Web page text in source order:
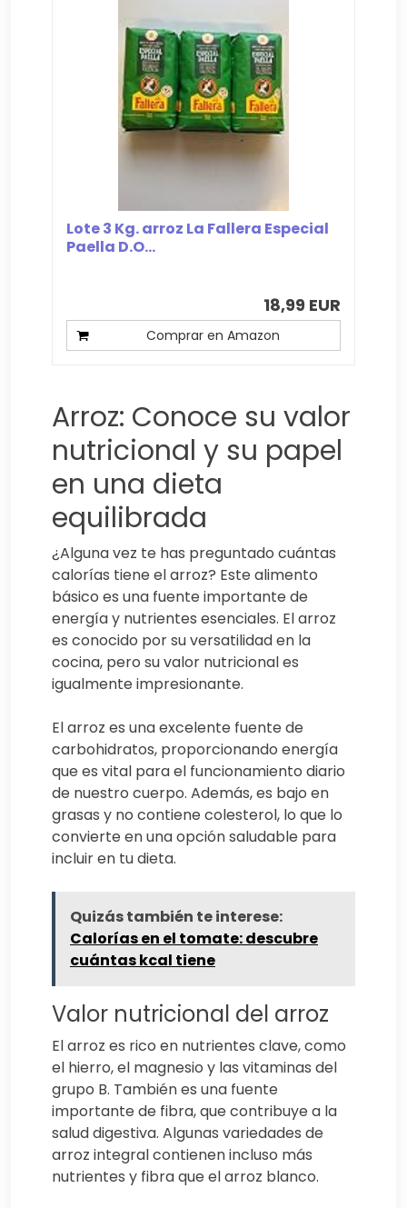
Lote 3 Kg. arroz La Fallera Especial
Paella D.O...
18,99 EUR
Comprar en Amazon
Arroz: Conoce su valor
nutricional y su papel
en una dieta
equilibrada
¿Alguna vez te has preguntado cuántas
calorías tiene el arroz? Este alimento
básico es una fuente importante de
energía y nutrientes esenciales. El arroz
es conocido por su versatilidad en la
cocina, pero su valor nutricional es
igualmente impresionante.
El arroz es una excelente fuente de
carbohidratos, proporcionando energía
que es vital para el funcionamiento diario
de nuestro cuerpo. Además, es bajo en
grasas y no contiene colesterol, lo que lo
convierte en una opción saludable para
incluir en tu dieta.
Quizás también te interese:
Calorías en el tomate: descubre
cuántas kcal tiene
Valor nutricional del arroz
El arroz es rico en nutrientes clave, como
el hierro, el magnesio y las vitaminas del
grupo B. También es una fuente
importante de fibra, que contribuye a la
salud digestiva. Algunas variedades de
arroz integral contienen incluso más
nutrientes y fibra que el arroz blanco.